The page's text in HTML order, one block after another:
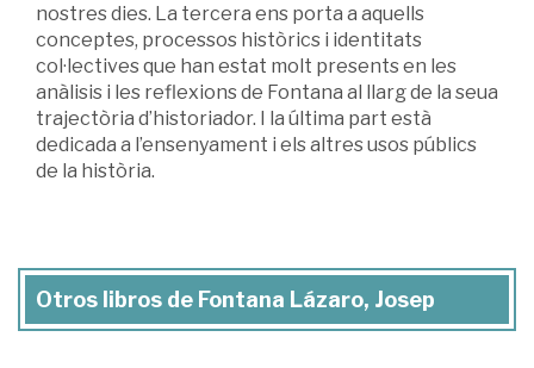
nostres dies. La tercera ens porta a aquells
conceptes, processos històrics i identitats
col·lectives que han estat molt presents en les
anàlisis i les reflexions de Fontana al llarg de la seua
trajectòria d’historiador. I la última part està
dedicada a l’ensenyament i els altres usos públics
de la història.
Otros libros de Fontana Lázaro, Josep